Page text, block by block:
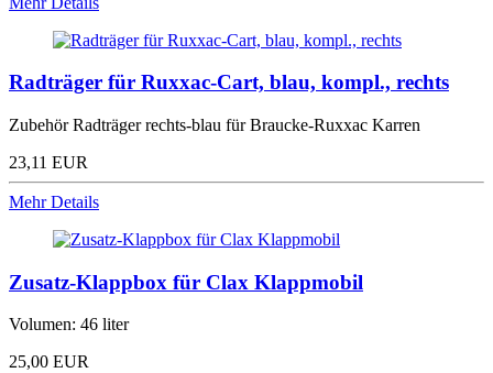
Radträger für Ruxxac-Cart, blau, kompl., rechts
Zubehör Radträger rechts-blau für Braucke-Ruxxac Karren
23,11 EUR
Mehr Details
Zusatz-Klappbox für Clax Klappmobil
Volumen: 46 liter
25,00 EUR